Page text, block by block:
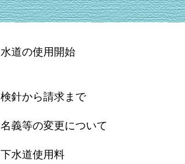
水道の使用開始
検針から請求まで
名義等の変更について
下水道使用料